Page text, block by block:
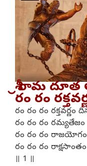
శ్రీ రామ
రం రం
రం రం రం రక్తవర్ణం
రం రం రం రమ్యతేజం
రం రం రం రాజయోగం
రం రం రం
॥ 1 ॥